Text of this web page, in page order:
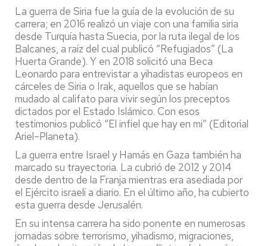
La guerra de Siria fue la guía de la evolución de su
carrera; en 2016 realizó un viaje con una familia siria
desde Turquía hasta Suecia, por la ruta ilegal de los
Balcanes, a raíz del cual publicó “Refugiados” (La
Huerta Grande). Y en 2018 solicitó una Beca
Leonardo para entrevistar a yihadistas europeos en
cárceles de Siria o Irak, aquellos que se habían
mudado al califato para vivir según los preceptos
dictados por el Estado Islámico. Con esos
testimonios publicó “El infiel que hay en mi” (Editorial
Ariel–Planeta).
La guerra entre Israel y Hamás en Gaza también ha
marcado su trayectoria. La cubrió de 2012 y 2014
desde dentro de la Franja mientras era asediada por
el Ejército israelí a diario. En el último año, ha cubierto
esta guerra desde Jerusalén.
En su intensa carrera ha sido ponente en numerosas
jornadas sobre terrorismo, yihadismo, migraciones,